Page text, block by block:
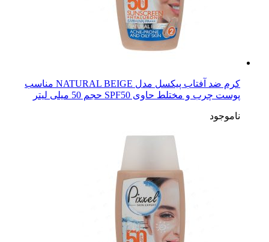
کرم ضد آفتاب پیکسل مدل NATURAL BEIGE مناسب
پوست چرب و مختلط حاوی SPF50 حجم 50 میلی لیتر
ناموجود